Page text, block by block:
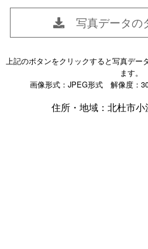
写真データの
上記のボタンをクリックすると写真デー
ます。
画像形式：JPEG形式 解像度：
住所・地域：北杜市